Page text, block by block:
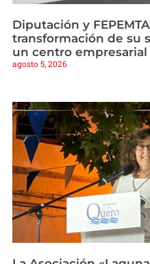
Diputación y
transformación de su
un centro empresarial
agosto 5, 2026